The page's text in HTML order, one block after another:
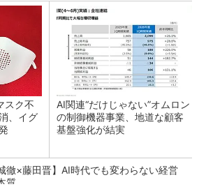
スク不
、イグ
AI関連“だけじゃない”オムロン
の制御機器事業、地道な顧客
基盤強化が結実
徹×藤田晋】AI時代でも変わらない経営
質